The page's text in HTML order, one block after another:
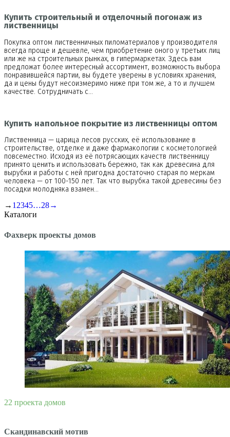
Купить строительный и отделочный погонаж из
лиственницы
Покупка оптом лиственничных пиломатериалов у производителя
всегда проще и дешевле, чем приобретение оного у третьих лиц
или же на строительных рынках, в гипермаркетах. Здесь вам
предложат более интересный ассортимент, возможность выбора
понравившейся партии, вы будете уверены в условиях хранения,
да и цены будут несоизмеримо ниже при том же, а то и лучшем
качестве. Сотрудничать с…
Купить напольное покрытие из лиственницы оптом
Лиственница — царица лесов русских, её использование в
строительстве, отделке и даже фармакологии с косметологией
повсеместно. Исходя из её потрясающих качеств лиственницу
принято ценить и использовать бережно, так как древесина для
вырубки и работы с ней пригодна достаточно старая по меркам
человека — от 100-150 лет. Так что вырубка такой древесины без
посадки молодняка взамен…
→ 1 2345…28→
Каталоги
Фахверк проекты домов
22 проекта домов
Скандинавский мотив